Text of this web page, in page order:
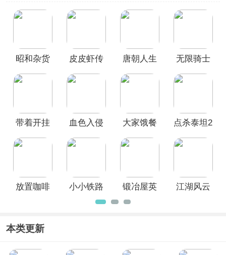
自己的节奏下享受游戏的乐趣。
放置单
英雄谭、大家饿餐厅、皮皮虾传奇等一
系列好玩的单机放置手游。如果你喜欢
到成长的乐趣，单机放置类游戏是一个
昭和杂货
戏官方版
皮皮虾传
唐朝人生
无限骑士
带着开挂
血色入侵
大家饿餐
点杀泰坦2
放置咖啡
小小铁路
中文版
锻冶屋英
雄谭最新
江湖风云
本类更新